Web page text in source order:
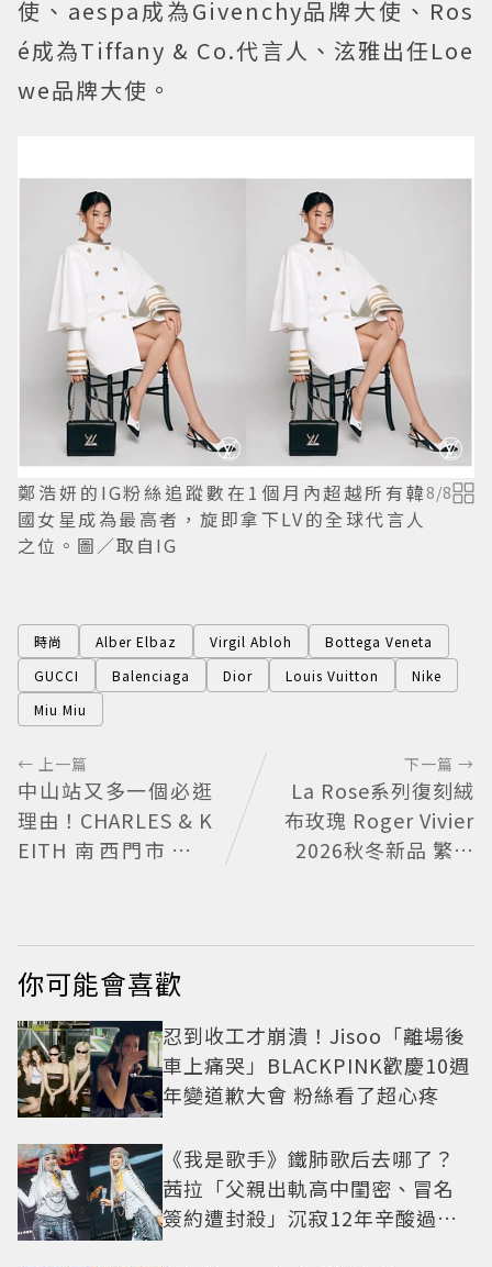
使、aespa成為Givenchy品牌大使、Ros
é成為Tiffany & Co.代言人、泫雅出任Loe
we品牌大使。
鄭浩妍的IG粉絲追蹤數在1個月內超越所有韓
國女星成為最高者，旋即拿下LV的全球代言人
之位。圖／取自IG
8/8
時尚 Alber Elbaz Virgil Abloh
Bottega Veneta
GUCCI
Balenciaga Dior Louis Vuitton
Nike
Miu Miu
← 上一篇
中山站又多一個必逛
理由！CHARLES & K
EITH 南西門市全新
時尚
下一篇 →
La Rose系列復刻絨
布玫瑰 Roger Vivier
2026秋冬新品 繁花
你可能會喜歡
忍到收工才崩潰！Jisoo「離場後
車上痛哭」BLACKPINK歡慶10週
年變道歉大會 粉絲看了超心疼
《我是歌手》鐵肺歌后去哪了？
茜拉「父親出軌高中閨密、冒名
簽約遭封殺」沉寂12年辛酸過往